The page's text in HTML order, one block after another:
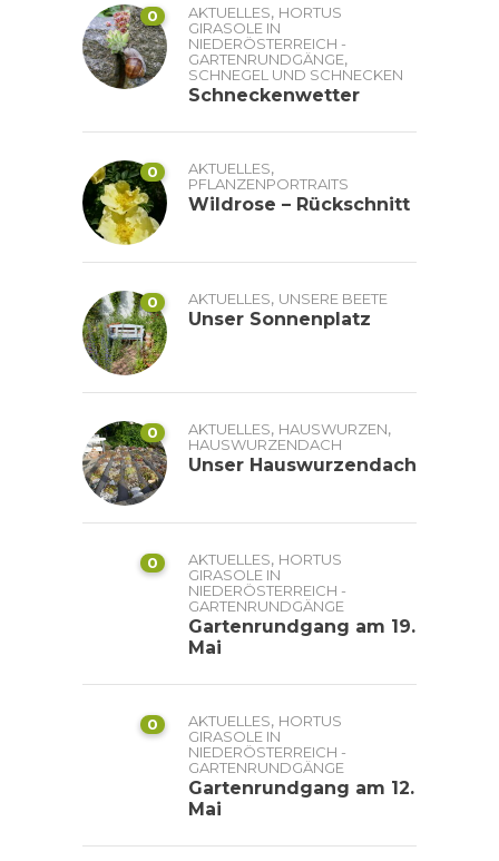
0 AKTUELLES, HORTUS
GIRASOLE IN
NIEDERÖSTERREICH -
GARTENRUNDGÄNGE,
SCHNEGEL UND SCHNECKEN
Schneckenwetter
0 AKTUELLES,
PFLANZENPORTRAITS
Wildrose – Rückschnitt
0 AKTUELLES, UNSERE BEETE
Unser Sonnenplatz
0 AKTUELLES, HAUSWURZEN,
HAUSWURZENDACH
Unser Hauswurzendach
0 AKTUELLES, HORTUS
GIRASOLE IN
NIEDERÖSTERREICH -
GARTENRUNDGÄNGE
Gartenrundgang am 19.
Mai
0 AKTUELLES, HORTUS
GIRASOLE IN
NIEDERÖSTERREICH -
GARTENRUNDGÄNGE
Gartenrundgang am 12.
Mai